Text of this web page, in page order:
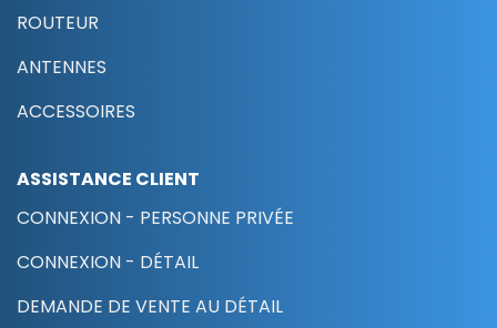
ROUTEUR
ANTENNES
ACCESSOIRES
ASSISTANCE CLIENT
CONNEXION - PERSONNE PRIVÉE
CONNEXION - DÉTAIL
DEMANDE DE VENTE AU DÉTAIL